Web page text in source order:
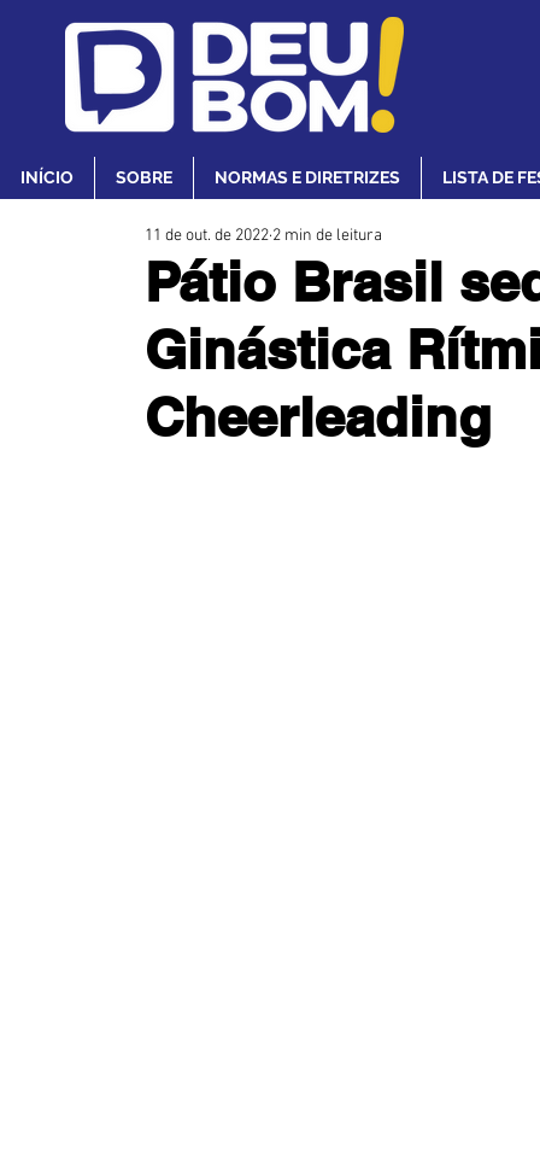
INÍCIO SOBRE NORMAS E DIRETRIZES LISTA DE
Pátio Brasil
Ginástica
Cheerleading
11 de out. de 2022 2 min de leitura